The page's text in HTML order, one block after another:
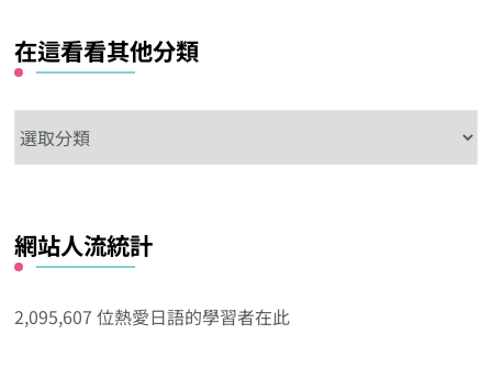
在這看看其他分類
這
其
他
類
網站人流統計
2,095,607 位熱愛日語的學習者在此